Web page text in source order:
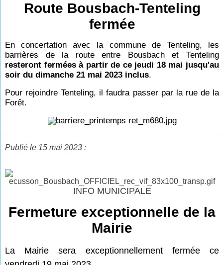
Route Bousbach-Tenteling
fermée
En concertation avec la commune de Tenteling, les
barrières de la route entre Bousbach et Tenteling
resteront fermées à partir de ce jeudi 18 mai jusqu'au
soir du dimanche 21 mai 2023 inclus.
Pour rejoindre Tenteling, il faudra passer par la rue de la
Forêt.
Publié le 15 mai 2023 :
INFO MUNICIPALE
Fermeture exceptionnelle de la
Mairie
La Mairie sera exceptionnellement fermée ce